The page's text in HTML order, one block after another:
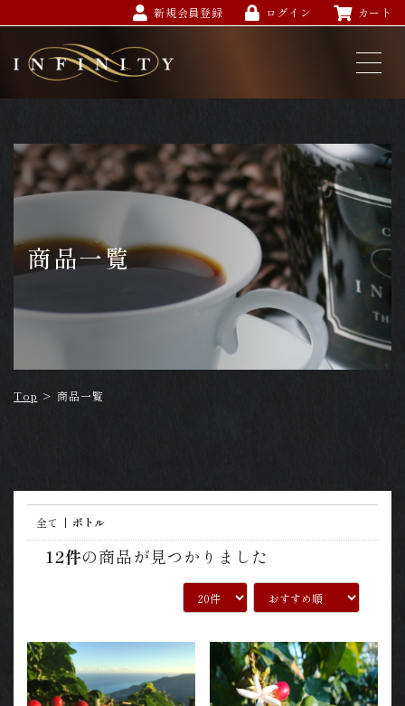
新規会員登録 ログイン カート
商品一覧
Top > 商品一覧
全て | ボトル
12件の商品が見つかりました